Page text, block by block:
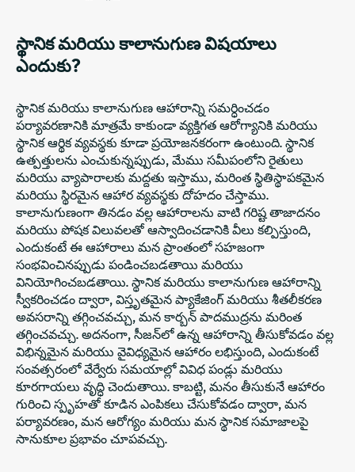
స్థానిక మరియు కాలానుగుణ విషయాలు
ఎందుకు?
స్థానిక మరియు కాలానుగుణ ఆహారాన్ని సమర్ధించడం
పర్యావరణానికి మాత్రమే కాకుండా వ్యక్తిగత ఆరోగ్యానికి మరియు
స్థానిక ఆర్థిక వ్యవస్థకు కూడా ప్రయోజనకరంగా ఉంటుంది. స్థానిక
ఉత్పత్తులను ఎంచుకున్నప్పుడు, మేము సమీపంలోని రైతులు
మరియు వ్యాపారాలకు మద్దతు ఇస్తాము, మరింత స్థితిస్థాపకమైన
మరియు స్థిరమైన ఆహార వ్యవస్థకు దోహదం చేస్తాము.
కాలానుగుణంగా తినడం వల్ల ఆహారాలను వాటి గరిష్ట తాజాదనం
మరియు పోషక విలువలతో ఆస్వాదించడానికి వీలు కల్పిస్తుంది,
ఎందుకంటే ఈ ఆహారాలు మన ప్రాంతంలో సహజంగా
సంభవించినప్పుడు పండించబడతాయి మరియు
వినియోగించబడతాయి. స్థానిక మరియు కాలానుగుణ ఆహారాన్ని
స్వీకరించడం ద్వారా, విస్తృతమైన ప్యాకేజింగ్ మరియు శీతలీకరణ
అవసరాన్ని తగ్గించవచ్చు, మన కార్బన్ పాదముద్రను మరింత
తగ్గించవచ్చు. అదనంగా, సీజన్‌లో ఉన్న ఆహారాన్ని తీసుకోవడం వల్ల
విభిన్నమైన మరియు వైవిధ్యమైన ఆహారం లభిస్తుంది, ఎందుకంటే
సంవత్సరంలో వేర్వేరు సమయాల్లో వివిధ పండ్లు మరియు
కూరగాయలు వృద్ధి చెందుతాయి. కాబట్టి, మనం తీసుకునే ఆహారం
గురించి స్పృహతో కూడిన ఎంపికలు చేసుకోవడం ద్వారా, మన
పర్యావరణం, మన ఆరోగ్యం మరియు మన స్థానిక సమాజాలపై
సానుకూల ప్రభావం చూపవచ్చు.